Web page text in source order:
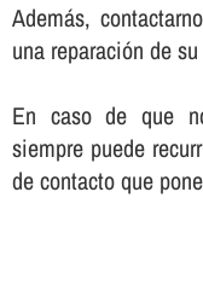
Además,
una reparación de
En caso de que
siempre puede
de contacto que